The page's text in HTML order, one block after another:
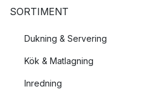
SORTIMENT
Dukning & Servering
Kök & Matlagning
Inredning